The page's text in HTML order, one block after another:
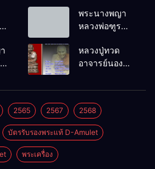
พระนางพญา
หลวงพ่อฑูรย์
พ.ศ.2512
หลวงปู่ทวด
อาจารย์นอง
พ.ศ.2541
2565 2567 2568
บัตรรับรองพระแท้ D-Amulet
พระเครื่อง